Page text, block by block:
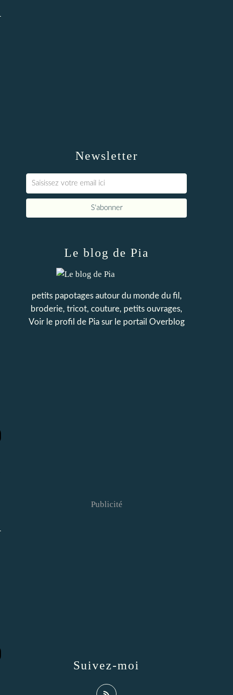
Newsletter
Le blog de Pia
petits papotages autour du monde du fil,
broderie, tricot, couture, petits ouvrages,
Voir le profil de Piasur le portail Overblog
Suivez-moi
Publicité